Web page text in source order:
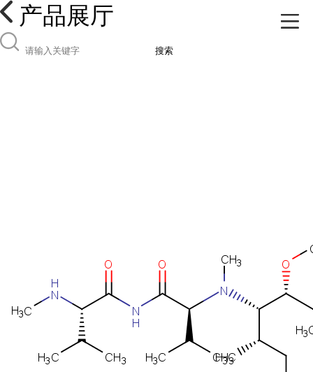
产品展厅
搜索